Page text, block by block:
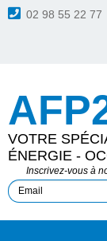
02 98 55 22 77
VOTRE
ÉNERGIE -
Inscrivez-vous à